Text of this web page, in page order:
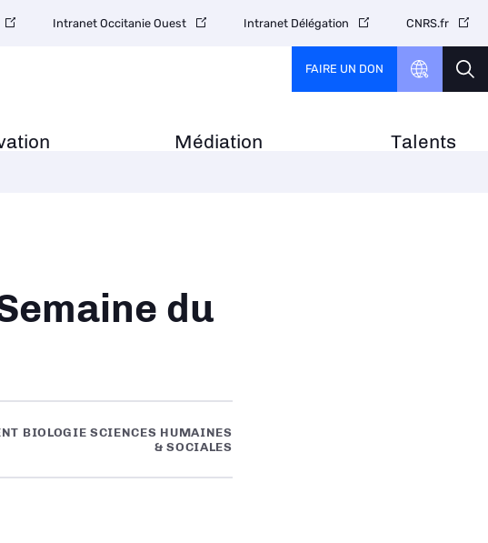
Médiation Talents
Intranet Occitanie Ouest Intranet Délégation CNRS.fr
FAIRE UN DON
du
BIOLOGIE SCIENCES HUMAINES
& SOCIALES